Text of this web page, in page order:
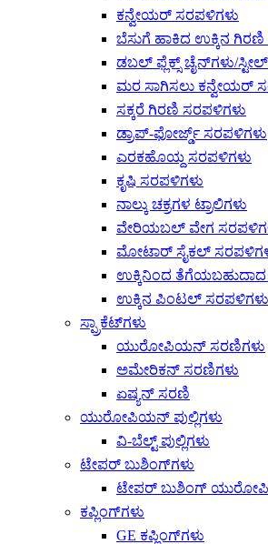
ಕನ್ವೇಯರ್ ಸರಪಳಿಗಳು
ಬೆಸುಗೆ ಹಾಕಿದ ಉಕ್ಕಿನ ಗಿರಣಿ
ಡಬಲ್ ಫ್ಲೆಕ್ಸ್ ಚೈನ್‌ಗಳು/
ಮರ ಸಾಗಿಸಲು ಕನ್ವೇಯರ್
ಸಕ್ಕರೆ ಗಿರಣಿ ಸರಪಳಿಗಳು
ಡ್ರಾಪ್-ಫೋರ್ಜ್ಡ್ ಸರಪಳಿಗಳು
ಎರಕಹೊಯ್ದ ಸರಪಳಿಗಳು
ಕೃಷಿ ಸರಪಳಿಗಳು
ನಾಲ್ಕು ಚಕ್ರಗಳ ಟ್ರಾಲಿಗಳು
ವೇರಿಯಬಲ್ ವೇಗ
ಮೋಟಾರ್ ಸೈಕಲ್
ಉಕ್ಕಿನಿಂದ ತೆಗೆಯಬಹುದಾದ
ಉಕ್ಕಿನ ಪಿಂಟಲ್ ಸರಪಳಿಗಳು
ಸ್ಪ್ರಾಕೆಟ್‌ಗಳು
ಯುರೋಪಿಯನ್ ಸರಣಿಗಳು
ಅಮೇರಿಕನ್ ಸರಣಿಗಳು
ಏಷ್ಯನ್ ಸರಣಿ
ಯುರೋಪಿಯನ್ ಪುಲ್ಲಿಗಳು
ವಿ-ಬೆಲ್ಟ್ ಪುಲ್ಲಿಗಳು
ಟೇಪರ್ ಬುಶಿಂಗ್‌ಗಳು
ಟೇಪರ್ ಬುಶಿಂಗ್
ಕಪ್ಲಿಂಗ್‌ಗಳು
GE ಕಪ್ಲಿಂಗ್‌ಗಳು